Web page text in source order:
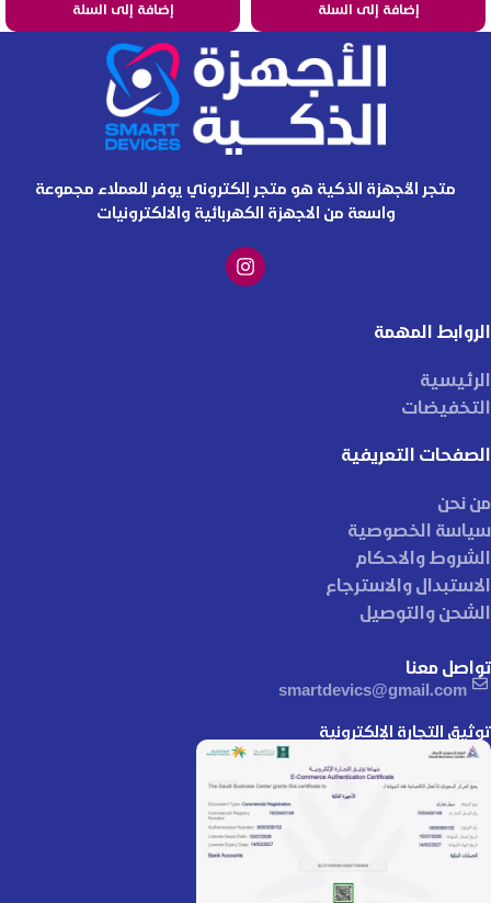
إضافة إلى السلة إضافة إلى السلة
متجر الأجهزة الذكية هو متجر إلكتروني يوفر للعملاء مجموعة
واسعة من الاجهزة الكهربائية والالكترونيات
الروابط المهمة
الرئيسية
التخفيضات
الصفحات التعريفية
من نحن
سياسة الخصوصية
الشروط والاحكام
الاستبدال والاسترجاع
الشحن والتوصيل
تواصل معنا
smartdevics@gmail.com
توثيق التجارة الإلكترونية